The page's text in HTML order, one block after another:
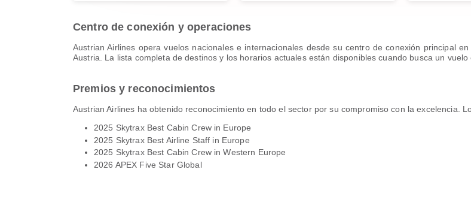
Centro de conexión y operaciones
Austrian Airlines opera vuelos nacionales e internacionales desde su centro de conexión principal
Austria. La lista completa de destinos y los horarios actuales están disponibles cuando busca un vuelo
Premios y reconocimientos
Austrian Airlines ha obtenido reconocimiento en todo el sector por su compromiso con la excelencia.
2025 Skytrax Best Cabin Crew in Europe
2025 Skytrax Best Airline Staff in Europe
2025 Skytrax Best Cabin Crew in Western Europe
2026 APEX Five Star Global